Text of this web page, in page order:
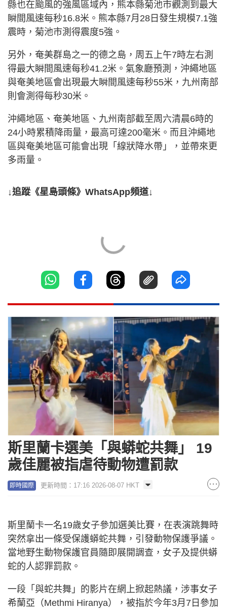
縣也在颱風的強風區域內，熊本縣菊池市觀測到最大
瞬間風速每秒16.8米。熊本縣7月28日發生規模7.1強
震時，菊池市測得震度5強。
另外，奄美群島之一的德之島，周五上午7時左右測
得最大瞬間風速每秒41.2米。氣象廳預測，沖繩地區
與奄美地區會出現最大瞬間風速每秒55米，九州南部
則會測得每秒30米。
沖繩地區、奄美地區、九州南部截至周六清晨6時的
24小時累積降雨量，最高可達200毫米。而且沖繩地
區與奄美地區可能會出現「線狀降水帶」，並帶來更
多雨量。
↓追蹤《星島頭條》WhatsApp頻道↓
斯里蘭卡選美「與蟒蛇共舞」 19
歲佳麗被指虐待動物遭罰款
即時國際 更新時間：17:16 2026-08-07 HKT
斯里蘭卡一名19歲女子參加選美比賽，在表演跳舞時
突然拿出一條受保護蟒蛇共舞，引發動物保護爭議。
當地野生動物保護官員隨即展開調查，女子及提供蟒
蛇的人認罪罰款。
一段「與蛇共舞」的影片在網上掀起熱議，涉事女子
希蘭亞（Methmi Hiranya），被指於今年3月7日參加